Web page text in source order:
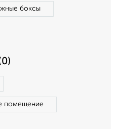
боксы
помещение